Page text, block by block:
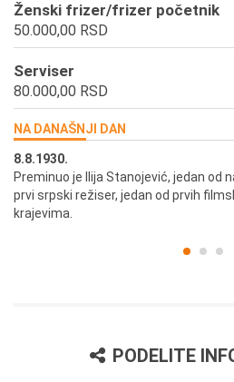
Ženski frizer/frizer početnik
50.000,00 RSD
Serviser
80.000,00 RSD
NA DANAŠNJI DAN
8.8.1930.
Preminuo je Ilija Stanojević, jedan od
prvi srpski režiser, jedan od prvih
krajevima.
PODELITE